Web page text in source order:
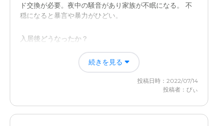
ド交換が必要。夜中の騒音があり家族が不眠になる。 不
穏になると暴言や暴力がひどい。
入居後どうなったか？
家族が心身ともに落ち着ける時間を作れるようになった。
また距離をおくことで本人への対応に余裕が出来た。
特別養護老人ホームプレーゲ本埜の評価
続きを見る
投稿日時：2022/07/14
投稿者：ぴぃ